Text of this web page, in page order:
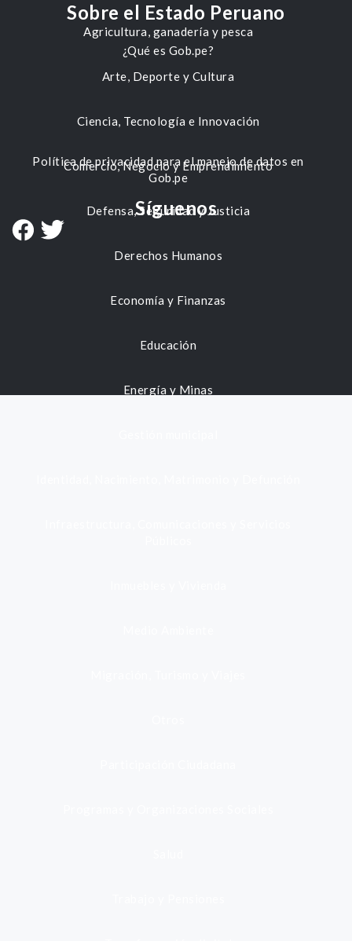
Agricultura, ganadería y pesca
Arte, Deporte y Cultura
Ciencia, Tecnología e Innovación
Comercio, Negocio y Emprendimiento
Defensa, Seguridad y Justicia
Derechos Humanos
Economía y Finanzas
Educación
Energía y Minas
Sobre el Estado Peruano
¿Qué es Gob.pe?
Política de privacidad para el manejo de datos en
Gob.pe
Síguenos